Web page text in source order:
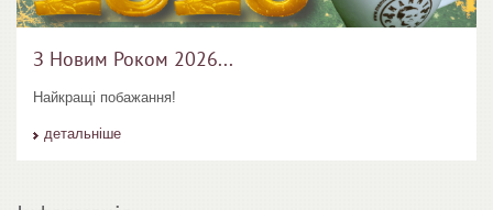
З Новим Роком 2026...
Найкращі побажання!
детальніше